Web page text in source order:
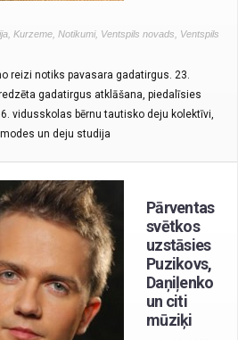
Kurzeme Notikumi, Ventspils novads
Ventspils
reizi notiks pavasara gadatirgus. 23.
gadatirgus atklāšana, piedalīsies
vidusskolas bērnu tautisko deju kolektīvi,
un deju studija
Pārventas
svētkos
uzstāsies
Puzikovs,
Daņiļenko
un citi
mūziķi